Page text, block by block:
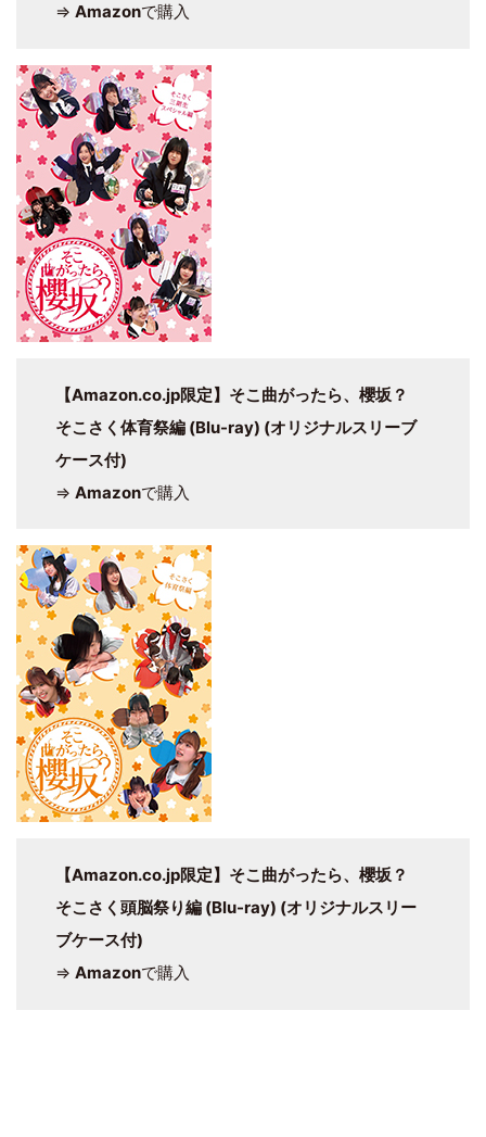
⇒ Amazonで購入
【Amazon.co.jp限定】そこ曲がったら、櫻坂？
そこさく体育祭編 (Blu-ray) (オリジナルスリーブ
ケース付)
⇒ Amazonで購入
【Amazon.co.jp限定】そこ曲がったら、櫻坂？
そこさく頭脳祭り編 (Blu-ray) (オリジナルスリー
ブケース付)
⇒ Amazonで購入